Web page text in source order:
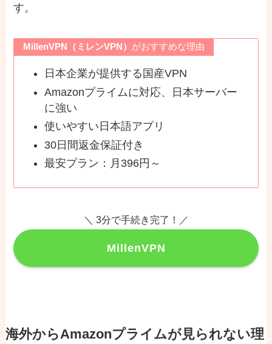
す。
MillenVPN（ミレンVPN） がおすすめな理由
日本企業が提供する国産VPN
Amazonプライムに対応、日本サーバー
に強い
使いやすい日本語アプリ
30日間返金保証付き
最安プラン：月396円～
＼ 3分で手続き完了！／
MillenVPN
海外からAmazonプライムが見られない理